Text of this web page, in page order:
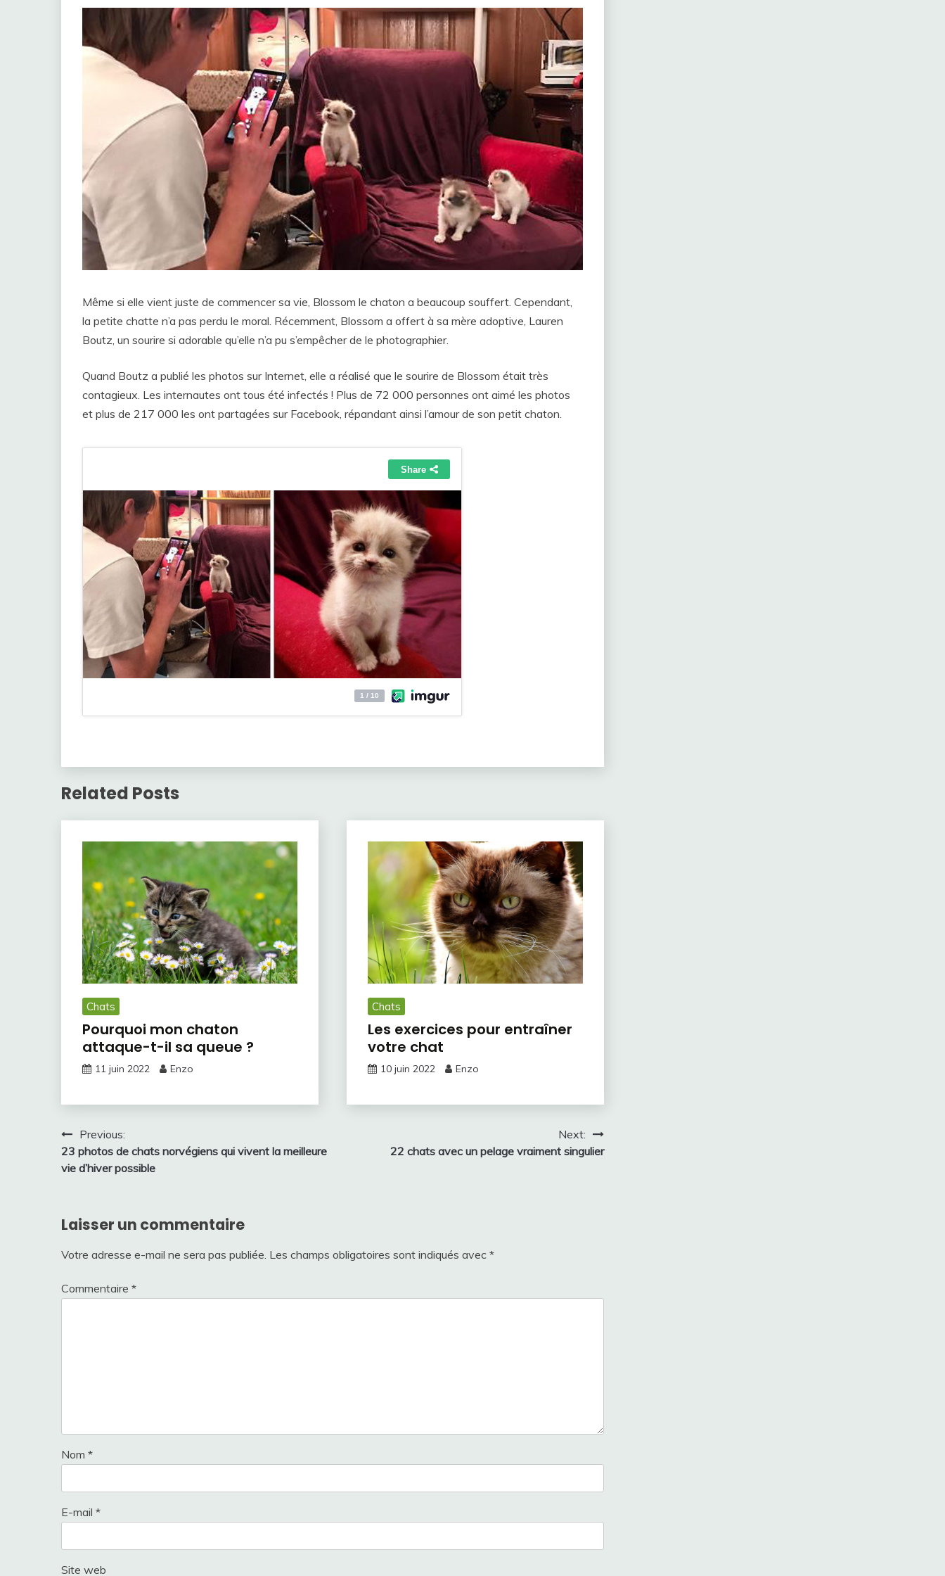
Même si elle vient juste de commencer sa vie, Blossom le chaton a beaucoup souffert. Cependant,
la petite chatte n’a pas perdu le moral. Récemment, Blossom a offert à sa mère adoptive, Lauren
Boutz, un sourire si adorable qu’elle n’a pu s’empêcher de le photographier.
Quand Boutz a publié les photos sur Internet, elle a réalisé que le sourire de Blossom était très
contagieux. Les internautes ont tous été infectés ! Plus de 72 000 personnes ont aimé les photos
et plus de 217 000 les ont partagées sur Facebook, répandant ainsi l’amour de son petit chaton.
Related Posts
Chats
Pourquoi mon chaton
attaque-t-il sa queue ?
11 juin 2022 Enzo
Chats
Les exercices pour entraîner
votre chat
10 juin 2022 Enzo
Navigation
de
Previous:
23 photos de chats norvégiens qui vivent la meilleure
vie d’hiver possible
Next:
22 chats avec un pelage vraiment singulier
Laisser un commentaire
Votre adresse e-mail ne sera pas publiée. Les champs obligatoires sont indiqués avec *
Commentaire *
Nom *
E-mail *
Site web